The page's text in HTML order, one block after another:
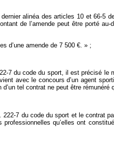
alinéa des articles 10 et 66-5
de l’amende peut être porté
d’une amende de 7 500 €. » ;
7 du code du sport, il est précisé
avec le concours d’un agent
tel contrat ne peut être rémunéré
7 du code du sport et le contrat
qu’elles ont